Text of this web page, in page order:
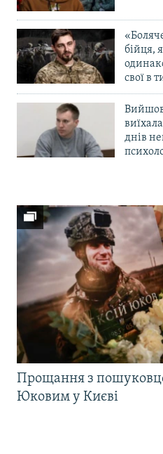
бійця,
свої в
днів
Прощання з
Юковим у Києві